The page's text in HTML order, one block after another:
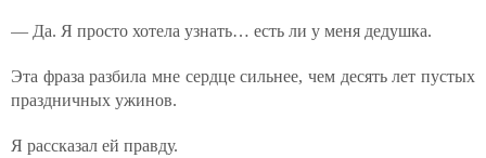
— Да. Я просто хотела узнать… есть ли у меня дедушка.
Эта фраза разбила мне сердце сильнее, чем десять лет пустых
праздничных ужинов.
Я рассказал ей правду.